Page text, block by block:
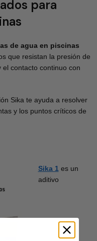
para
de agua en piscinas
que resistan la presión de
contacto continuo con
Sika te ayuda a resolver
y los puntos críticos de
Sika 1 es un
aditivo